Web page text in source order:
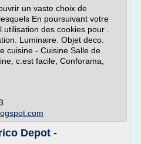
un vaste choix de
En poursuivant votre
des cookies pour .
Luminaire. Objet deco.
cuisine - Cuisine Salle de
c.est facile, Conforama,
Depot -